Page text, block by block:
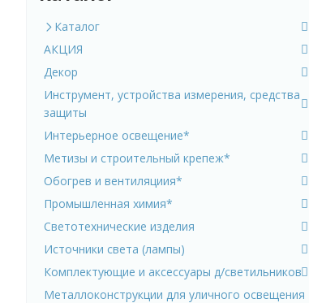
Каталог
АКЦИЯ
Декор
Инструмент, устройства измерения, средства
защиты
Интерьерное освещение*
Метизы и строительный крепеж*
Обогрев и вентиляциия*
Промышленная химия*
Светотехнические изделия
Источники света (лампы)
Комплектующие и аксессуары д/светильников
Металлоконструкции для уличного освещения